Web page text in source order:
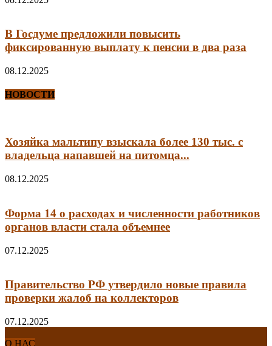
В Госдуме предложили повысить
фиксированную выплату к пенсии в два раза
08.12.2025
НОВОСТИ
Хозяйка мальтипу взыскала более 130 тыс. с
владельца напавшей на питомца...
08.12.2025
Форма 14 о расходах и численности работников
органов власти стала объемнее
07.12.2025
Правительство РФ утвердило новые правила
проверки жалоб на коллекторов
07.12.2025
О НАС